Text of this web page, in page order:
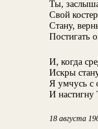
Ты,
Свой
Стану,
Постигать
И, когда
Искры
Я умчусь с
И настигну
18 августа